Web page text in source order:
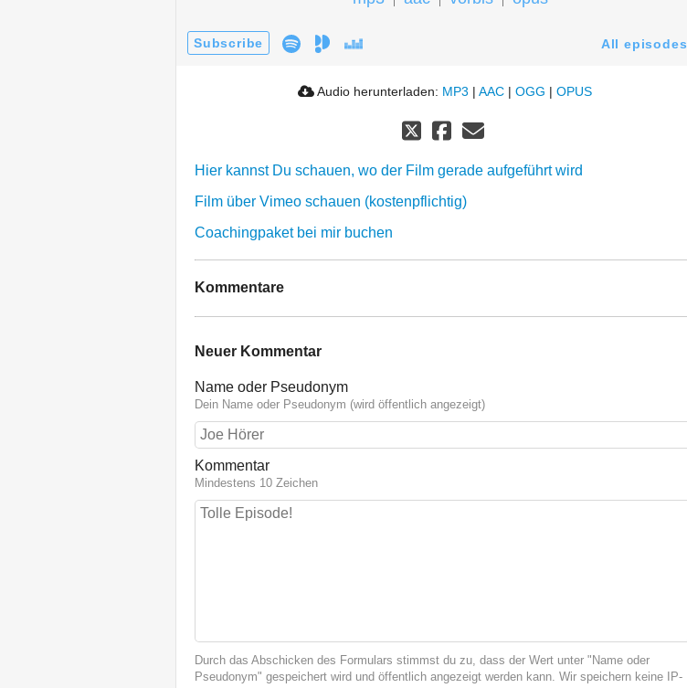
Subscribe All episodes
Audio herunterladen: MP3 | AAC | OGG | OPUS
Hier kannst Du schauen, wo der Film gerade aufgeführt wird
Film über Vimeo schauen (kostenpflichtig)
Coachingpaket bei mir buchen
Kommentare
Neuer Kommentar
Name oder Pseudonym
Dein Name oder Pseudonym (wird öffentlich angezeigt)
Kommentar
Mindestens 10 Zeichen
Durch das Abschicken des Formulars stimmst du zu, dass der Wert unter "Name oder
Pseudonym" gespeichert wird und öffentlich angezeigt werden kann. Wir speichern keine IP-